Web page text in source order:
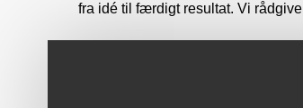
fra idé til færdigt resultat. Vi